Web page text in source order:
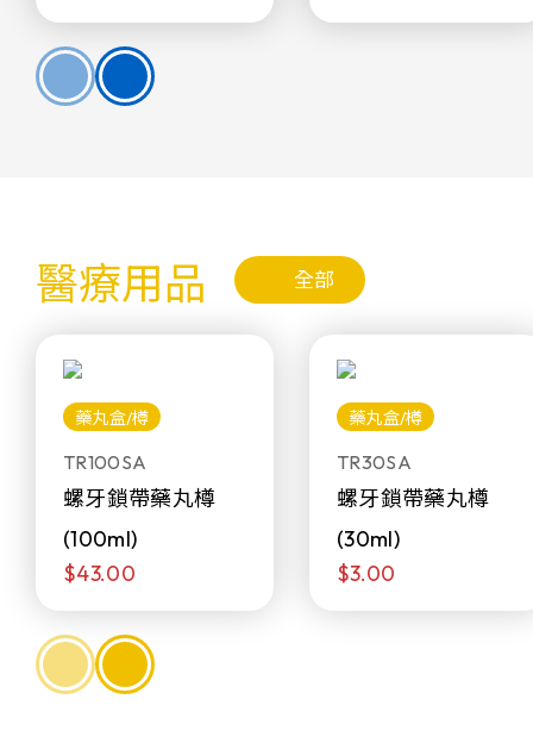
醫療用品 全部
藥丸盒/樽
TR100SA
螺牙鎖帶藥丸樽
(100ml)
$43.00
藥丸盒/樽
TR30SA
螺牙鎖帶藥丸樽
(30ml)
$3.00